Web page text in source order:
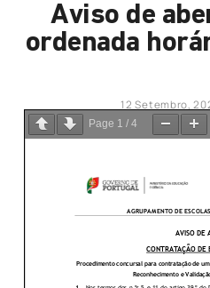
Aviso de
ordenada
12 Setembro,
Page 1 / 4